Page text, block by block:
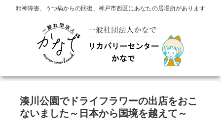
精神障害、うつ病からの回復、神戸市西区にあなたの居場所があります
湊川公園でドライフラワーの出店をおこ
ないました～日本から国境を越えて～